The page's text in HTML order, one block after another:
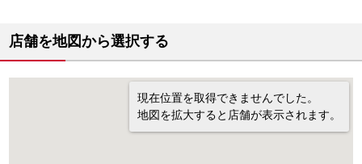
店舗を地図から選択する
現在位置を取得できませんでした。
地図を拡大すると店舗が表示されます。